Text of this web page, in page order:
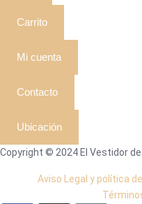
Carrito
Mi cuenta
Contacto
Ubicación
Copyright © 2024 El Vestidor
Aviso Legal y política